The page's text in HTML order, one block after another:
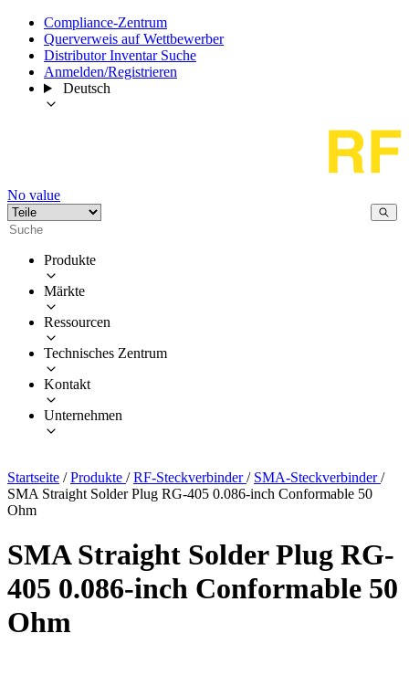
Compliance-Zentrum
Querverweis auf Wettbewerber
Distributor Inventar Suche
Anmelden/Registrieren
Deutsch
No value
Produkte
Märkte
Ressourcen
Technisches Zentrum
Kontakt
Unternehmen
Startseite / Produkte / RF-Steckverbinder/ SMA-Steckverbinder/
SMA Straight Solder Plug RG-405 0.086-inch Conformable 50
Ohm
SMA Straight Solder Plug RG-
405 0.086-inch Conformable 50
Ohm